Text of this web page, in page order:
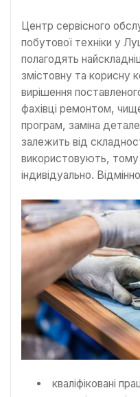
Центр сервісного
побутової техніки у
полагодять
змістовну та корисну
вирішення
фахівці ремонтом,
програм, заміна
залежить від
використовують,
індивідуально.
кваліфіковані